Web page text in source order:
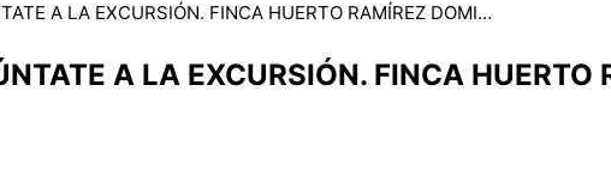
A LA EXCURSIÓN. FINCA HUERTO RAMÍREZ DOMI…
A LA EXCURSIÓN. FINCA